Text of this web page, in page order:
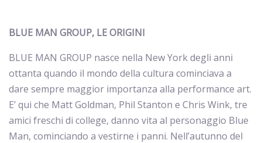
BLUE MAN GROUP, LE ORIGINI
BLUE MAN GROUP nasce nella New York degli anni
ottanta quando il mondo della cultura cominciava a
dare sempre maggior importanza alla performance art.
E’ qui che Matt Goldman, Phil Stanton e Chris Wink, tre
amici freschi di college, danno vita al personaggio Blue
Man, cominciando a vestirne i panni. Nell’autunno del